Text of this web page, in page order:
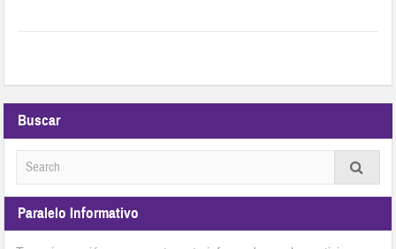
Buscar
Paralelo Informativo